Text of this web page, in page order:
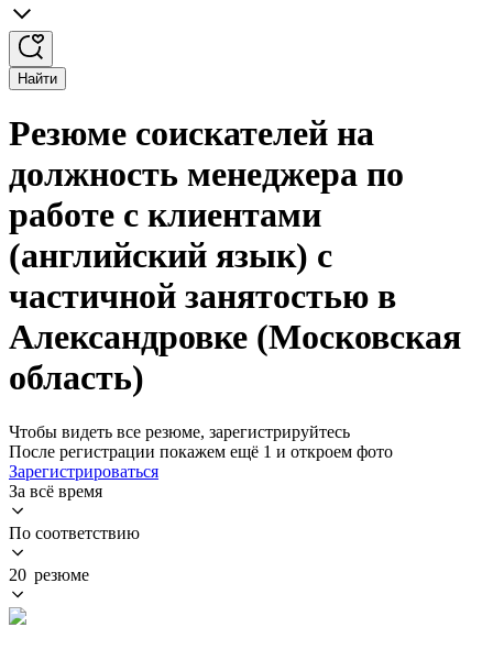
Найти
Резюме соискателей на
должность менеджера по
работе с клиентами
(английский язык) с
частичной занятостью в
Александровке (Московская
область)
Чтобы видеть все резюме, зарегистрируйтесь
После регистрации покажем ещё 1 и откроем фото
Зарегистрироваться
За всё время
По соответствию
20 резюме